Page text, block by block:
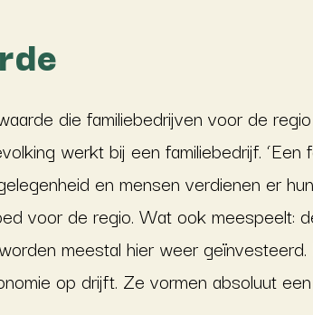
die familiebedrijven voor de
werkt bij een familiebedrijf.
en mensen verdienen er
voor de regio. Wat ook meespeelt:
meestal hier weer
op drijft. Ze vormen absoluut